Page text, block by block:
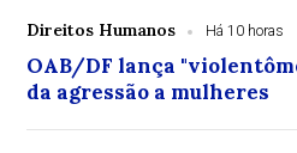
Direitos Humanos Há 10 horas
OAB/DF lança
da agressão a mulheres